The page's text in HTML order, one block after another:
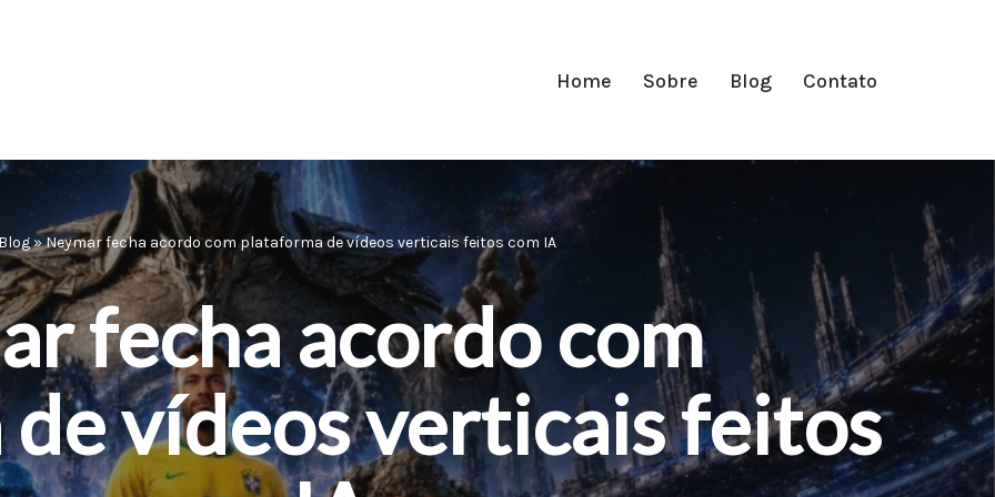
Home Sobre Blog Contato
Blog»Neymar fecha acordo com plataforma de vídeos verticais feitos com IA
fecha acordo com
vídeos verticais feitos